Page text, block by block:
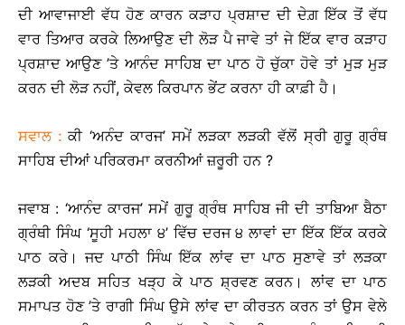
ਦੀ ਆਵਾਜਾਈ ਵੱਧ ਹੋਣ ਕਾਰਨ ਕੜਾਹ ਪ੍ਰਸ਼ਾਦ ਦੀ ਦੇਗ਼ ਇੱਕ ਤੋਂ ਵੱਧ
ਵਾਰ ਤਿਆਰ ਕਰਕੇ ਲਿਆਉਣ ਦੀ ਲੋੜ ਪੈ ਜਾਵੇ ਤਾਂ ਜੇ ਇੱਕ ਵਾਰ ਕੜਾਹ
ਪ੍ਰਸ਼ਾਦ ਆਉਣ ’ਤੇ ਆਨੰਦ ਸਾਹਿਬ ਦਾ ਪਾਠ ਹੋ ਚੁੱਕਾ ਹੋਵੇ ਤਾਂ ਮੁੜ ਮੁੜ
ਕਰਨ ਦੀ ਲੋੜ ਨਹੀਂ, ਕੇਵਲ ਕਿਰਪਾਨ ਭੇਂਟ ਕਰਨਾ ਹੀ ਕਾਫ਼ੀ ਹੈ।
ਸਵਾਲ : ਕੀ ‘ਅਨੰਦ ਕਾਰਜ’ ਸਮੇਂ ਲੜਕਾ ਲੜਕੀ ਵੱਲੋਂ ਸ੍ਰੀ ਗੁਰੂ ਗ੍ਰੰਥ
ਸਾਹਿਬ ਦੀਆਂ ਪਰਿਕਰਮਾ ਕਰਨੀਆਂ ਜ਼ਰੂਰੀ ਹਨ ?
ਜਵਾਬ : ‘ਆਨੰਦ ਕਾਰਜ’ ਸਮੇਂ ਗੁਰੂ ਗ੍ਰੰਥ ਸਾਹਿਬ ਜੀ ਦੀ ਤਾਬਿਆ ਬੈਠਾ
ਗ੍ਰੰਥੀ ਸਿੰਘ ‘ਸੂਹੀ ਮਹਲਾ ੪’ ਵਿੱਚ ਦਰਜ ੪ ਲਾਵਾਂ ਦਾ ਇੱਕ ਇੱਕ ਕਰਕੇ
ਪਾਠ ਕਰੇ। ਜਦ ਪਾਠੀ ਸਿੰਘ ਇੱਕ ਲਾਂਵ ਦਾ ਪਾਠ ਸੁਣਾਵੇ ਤਾਂ ਲੜਕਾ
ਲੜਕੀ ਅਦਬ ਸਹਿਤ ਖੜ੍ਹ ਕੇ ਪਾਠ ਸ਼੍ਰਵਣ ਕਰਨ। ਲਾਂਵ ਦਾ ਪਾਠ
ਸਮਾਪਤ ਹੋਣ ’ਤੇ ਰਾਗੀ ਸਿੰਘ ਉਸੇ ਲਾਂਵ ਦਾ ਕੀਰਤਨ ਕਰਨ ਤਾਂ ਉਸ ਵੇਲੇ